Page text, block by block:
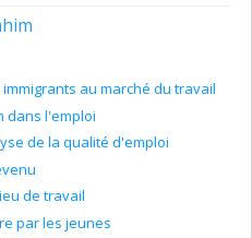
au marché du travail
dans l'emploi
de la qualité d'emploi
de travail
par les jeunes